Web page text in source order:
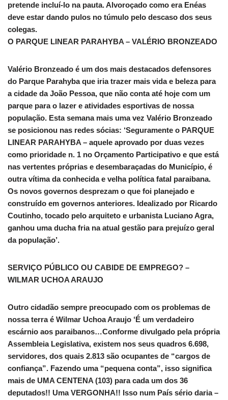
pretende incluí-lo na pauta. Alvoroçado como era Enéas
deve estar dando pulos no túmulo pelo descaso dos seus
colegas.
O PARQUE LINEAR PARAHYBA – VALÉRIO BRONZEADO
Valério Bronzeado é um dos mais destacados defensores
do Parque Parahyba que iria trazer mais vida e beleza para
a cidade da João Pessoa, que não conta até hoje com um
parque para o lazer e atividades esportivas de nossa
população. Esta semana mais uma vez Valério Bronzeado
se posicionou nas redes sócias: ‘Seguramente o PARQUE
LINEAR PARAHYBA – aquele aprovado por duas vezes
como prioridade n. 1 no Orçamento Participativo e que está
nas vertentes próprias e desembaraçadas do Município, é
outra vítima da conhecida e velha política fatal paraibana.
Os novos governos desprezam o que foi planejado e
construído em governos anteriores. Idealizado por Ricardo
Coutinho, tocado pelo arquiteto e urbanista Luciano Agra,
ganhou uma ducha fria na atual gestão para prejuízo geral
da população’.
SERVIÇO PÚBLICO OU CABIDE DE EMPREGO? –
WILMAR UCHOA ARAUJO
Outro cidadão sempre preocupado com os problemas de
nossa terra é Wilmar Uchoa Araujo ‘É um verdadeiro
escárnio aos paraibanos…Conforme divulgado pela própria
Assembleia Legislativa, existem nos seus quadros 6.698,
servidores, dos quais 2.813 são ocupantes de “cargos de
confiança”. Fazendo uma “pequena conta”, isso significa
mais de UMA CENTENA (103) para cada um dos 36
deputados!! Uma VERGONHA!! Isso num País sério daria –